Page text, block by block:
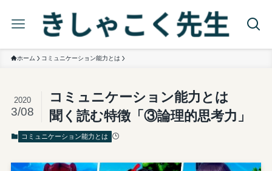
ホーム コミュニケーション能力とは
コミュニケーション能力とは
聞く読む特徴「③論理的思考力」
2020
3/08
コミュニケーション能力とは